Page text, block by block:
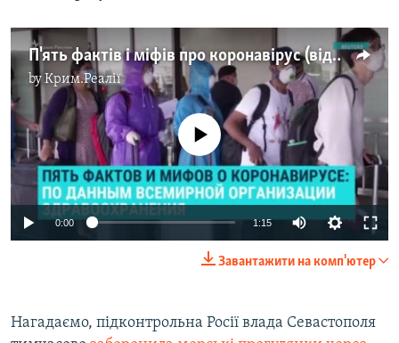
П'ять фактів і міфів про коронавірус (відео)
byКрим.Реалії
No media source currently available
0:00 1:15 Auto
Завантажити на комп'ютер
Нагадаємо, підконтрольна Росії влада Севастополя